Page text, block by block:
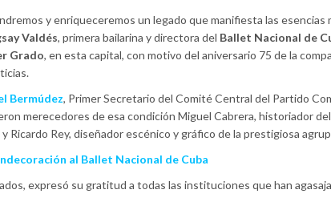
y enriqueceremos un legado que manifiesta las esencias
Valdés, primera bailarina y directora del Ballet Nacional de
Grado, en esta capital, con motivo del aniversario 75 de la
Bermúdez, Primer Secretario del Comité Central del Partido
merecedores de esa condición Miguel Cabrera, historiador
Ricardo Rey, diseñador escénico y gráfico de la prestigiosa
al Ballet Nacional de Cuba
expresó su gratitud a todas las instituciones que han